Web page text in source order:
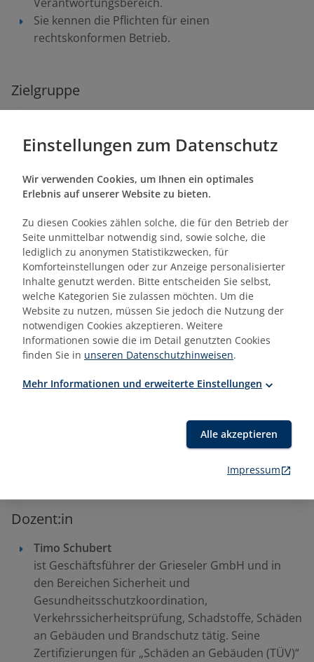
Sie kennen die Pflichten für einen
rechtskonformen Betrieb.
Zielgruppe
Mitarbeiter:in aus dem Bereich
Bestandsmanagement
Quereinsteiger:in in der Haustechnik oder im
Bestandsmanagement
nutzen. Sie können dem JEDERZEIT mit Wirkung für die
Zukunft widersprechen. Bitte schreiben Sie in diesem
Dozent:in
Timo Schubert
ist Geschäftsführer der Grieseler GmbH und in
den Bereichen Sicherheit und
Gesundheitsschutzkoordination,
Verkehrssicherheitsprüfung, Schadstoffe, Schäden
an Gebäuden und Brandschutz tätig. Seine
Zertifizierungen für „Schäden an Gebäuden (TÜV)“
Einstellungen zum Datenschutz
Wir verwenden Cookies, um Ihnen ein optimales
Erlebnis auf unserer Website zu bieten.
Zu diesen Cookies zählen solche, die für den Betrieb der
Seite unmittelbar notwendig sind, sowie solche, die
lediglich zu anonymen Statistikzwecken, für
Komforteinstellungen oder zur Anzeige personalisierter
Inhalte genutzt werden. Bitte entscheiden Sie selbst,
welche Kategorien Sie zulassen möchten. Um die
Website zu nutzen, müssen Sie jedoch die Nutzung der
notwendigen Cookies akzeptieren. Weitere
Informationen sowie die im Detail genutzten Cookies
finden Sie in unseren Datenschutzhinweisen.
Mehr Informationen und erweiterte Einstellungen
Alle akzeptieren
Impressum